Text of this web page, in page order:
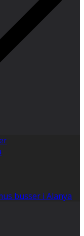
busser i Alanya